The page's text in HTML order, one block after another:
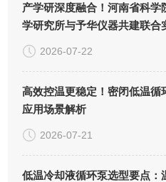
产学研深度融合！河南省科学
学研究所与予华仪器共建联合
室正式揭牌
2026-07-22
高效控温更稳定！密闭低温循
应用场景解析
2026-07-21
低温冷却液循环泵选型要点：